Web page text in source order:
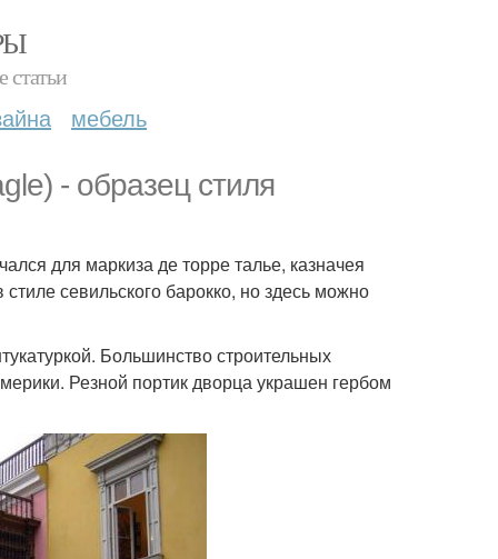
статьи
мебель
- образец стиля
для маркиза де торре талье, казначея
севильского барокко, но здесь можно
Большинство строительных
Резной портик дворца украшен гербом